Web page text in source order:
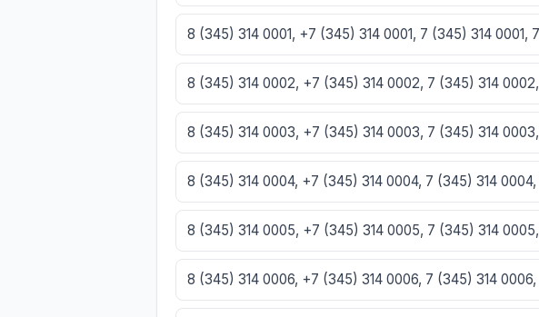
8 (345) 314 0001, +7 (345) 314 0001, 7 (345) 314 0001,
8 (345) 314 0002, +7 (345) 314 0002, 7 (345) 314
8 (345) 314 0003, +7 (345) 314 0003, 7 (345) 314
8 (345) 314 0004, +7 (345) 314 0004, 7 (345) 314
8 (345) 314 0005, +7 (345) 314 0005, 7 (345) 314
8 (345) 314 0006, +7 (345) 314 0006, 7 (345) 314